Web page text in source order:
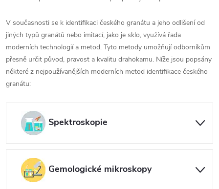
V současnosti se k identifikaci českého granátu a jeho odlišení od
jiných typů granátů nebo imitací, jako je sklo, využívá řada
moderních technologií a metod. Tyto metody umožňují odborníkům
přesně určit původ, pravost a kvalitu drahokamu. Níže jsou popsány
některé z nejpoužívanějších moderních metod identifikace českého
granátu:
Spektroskopie
Gemologické mikroskopy